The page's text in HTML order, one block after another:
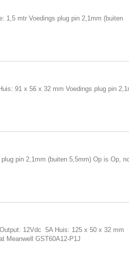
1,5 mtr Voedings plug pin 2,1mm (buiten
91 x 56 x 32 mm Voedings plug pin
pin 2,1mm (buiten 5,5mm) Op is Op,
12Vdc 5A Huis: 125 x 50 x 32 mm
Meanwell GST60A12-P1J